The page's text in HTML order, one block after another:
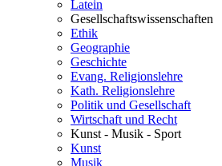
Latein
Gesellschaftswissenschaften
Ethik
Geographie
Geschichte
Evang. Religionslehre
Kath. Religionslehre
Politik und Gesellschaft
Wirtschaft und Recht
Kunst - Musik - Sport
Kunst
Musik